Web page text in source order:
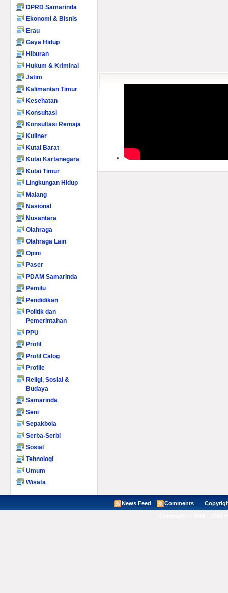
DPRD Samarinda
Ekonomi & Bisnis
Erau
Gaya Hidup
Hiburan
Hukum & Kriminal
Jatim
Kalimantan Timur
Kesehatan
Konsultasi
Konsultasi Remaja
Kuliner
Kutai Barat
Kutai Kartanegara
Kutai Timur
Lingkungan Hidup
Malang
Nasional
Nusantara
Olahraga
Olahraga Lain
Opini
Paser
PDAM Samarinda
Pemilu
Pendidikan
Politik dan
Pemerintahan
PPU
Profil
Profil Calog
Profile
Religi, Sosial &
Budaya
Samarinda
Seni
Sepakbola
Serba-Serbi
Sosial
Tehnologi
Umum
Wisata
News Feed Comments Copyright